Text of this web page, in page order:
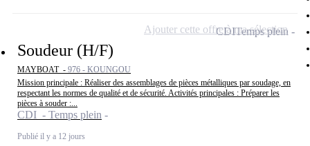
Soudeur (H/F)
MAYBOAT - 976 - KOUNGOU
Mission principale : Réaliser des assemblages de pièces métalliques par soudage, en
respectant les normes de qualité et de sécurité. Activités principales : Préparer les
pièces à souder :...
CDI - Temps plein
Publié il y a 12 jours
CDITemps plein
Ajouter cette offre à ma sélection